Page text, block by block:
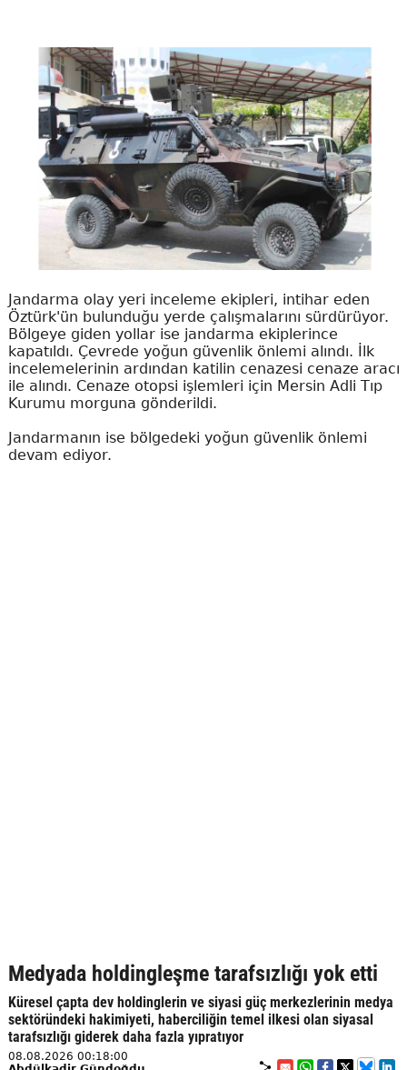
Jandarma olay yeri inceleme ekipleri, intihar eden
Öztürk'ün bulunduğu yerde çalışmalarını sürdürüyor.
Bölgeye giden yollar ise jandarma ekiplerince
kapatıldı. Çevrede yoğun güvenlik önlemi alındı. İlk
incelemelerinin ardından katilin cenazesi cenaze aracı
ile alındı. Cenaze otopsi işlemleri için Mersin Adli Tıp
Kurumu morguna gönderildi.
Jandarmanın ise bölgedeki yoğun güvenlik önlemi
devam ediyor.
Medyada holdingleşme tarafsızlığı yok etti
Küresel çapta dev holdinglerin ve siyasi güç merkezlerinin medya
sektöründeki hakimiyeti, haberciliğin temel ilkesi olan siyasal
tarafsızlığı giderek daha fazla yıpratıyor
08.08.2026 00:18:00